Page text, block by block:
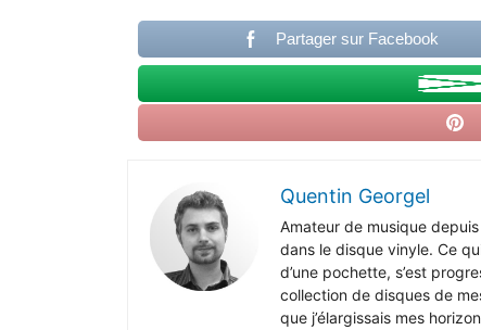
Partager sur Facebook
Quentin Georgel
Amateur de musique
dans le disque vinyle. Ce
d’une pochette, s’est
collection de disques de
que j’élargissais mes